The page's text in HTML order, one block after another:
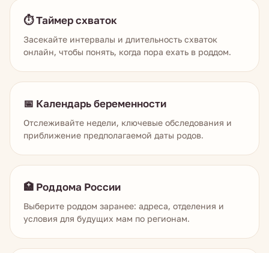
⏱️ Таймер схваток
Засекайте интервалы и длительность схваток
онлайн, чтобы понять, когда пора ехать в роддом.
📅 Календарь беременности
Отслеживайте недели, ключевые обследования и
приближение предполагаемой даты родов.
🏥 Роддома России
Выберите роддом заранее: адреса, отделения и
условия для будущих мам по регионам.